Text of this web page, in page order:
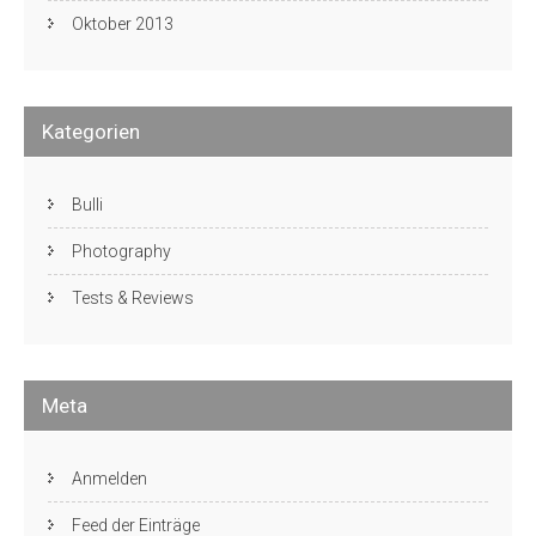
Oktober 2013
Kategorien
Bulli
Photography
Tests & Reviews
Meta
Anmelden
Feed der Einträge